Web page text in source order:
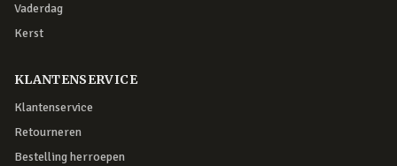
Vaderdag
Kerst
KLANTENSERVICE
Klantenservice
Retourneren
Bestelling herroepen